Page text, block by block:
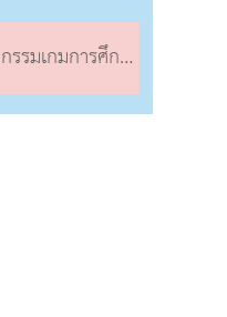
มเกมการศึกษา